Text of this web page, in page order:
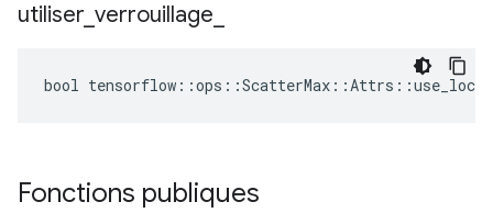
utiliser verrouillage
bool
Fonctions publiques